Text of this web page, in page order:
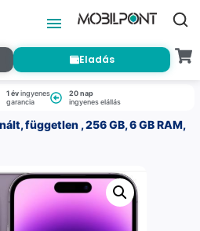
Eladás
1 évingyenes
garancia
20 nap
ingyenes elállás
független , 256 GB, 6 GB RAM,